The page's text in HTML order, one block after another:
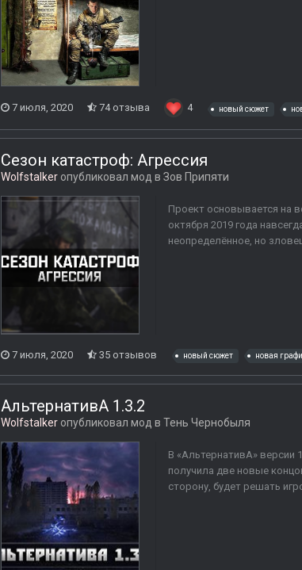
7 июля, 2020 74 отзыва 4 новый сюжет
Сезон катастроф: Агрессия
Wolfstalker опубликовал мод в Зов Припяти
Проект основывается на
октября 2019 года
неопределённое, но
7 июля, 2020 35 отзывов новый сюжет новая
АльтернативА 1.3.2
Wolfstalker опубликовал мод в Тень Чернобыля
В «АльтернативА» версии
получила две новые
сторону, будет решать